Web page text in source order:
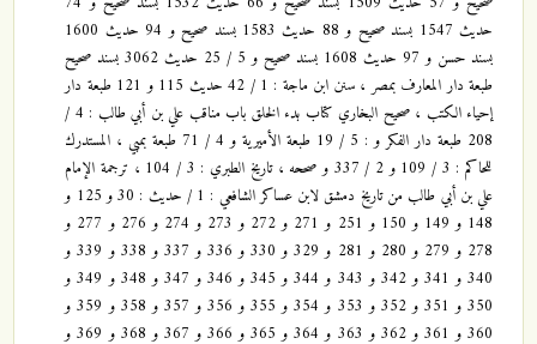
حديث 1547 بسند صحيح و 88 حديث 1583 بسند صحيح و 94 حديث 1600
بسند حسن و 97 حديث 1608 بسند صحيح و 5 / 25 حديث 3062 بسند صحيح
طبعة دار المعارف بمصر ، سنن ابن ماجة : 1 / 42 حديث 115 و 121 طبعة دار
إحياء الكتب ، صحيح البخاري كتاب بدء الخلق باب مناقب علي بن أبي طالب : 4 /
208 طبعة دار الفكر و : 5 / 19 طبعة الأميرية و 4 / 71 طبعة بمبي ، المستدرك
للحاكم : 3 / 109 و 2 / 337 و صححه ، تاريخ الطبري : 3 / 104 ، ترجمة الإمام
علي بن أبي طالب من تاريخ دمشق لابن عساكر الشافعي : 1 / حديث : 30 و 125 و
148 و 149 و 150 و 251 و 271 و 272 و 273 و 274 و 276 و 277 و
278 و 279 و 280 و 281 و 329 و 330 و 336 و 337 و 338 و 339 و
340 و 341 و 342 و 343 و 344 و 345 و 346 و 347 و 348 و 349 و
350 و 351 و 352 و 353 و 354 و 355 و 356 و 357 و 358 و 359 و
360 و 361 و 362 و 363 و 364 و 365 و 366 و 367 و 368 و 369 و